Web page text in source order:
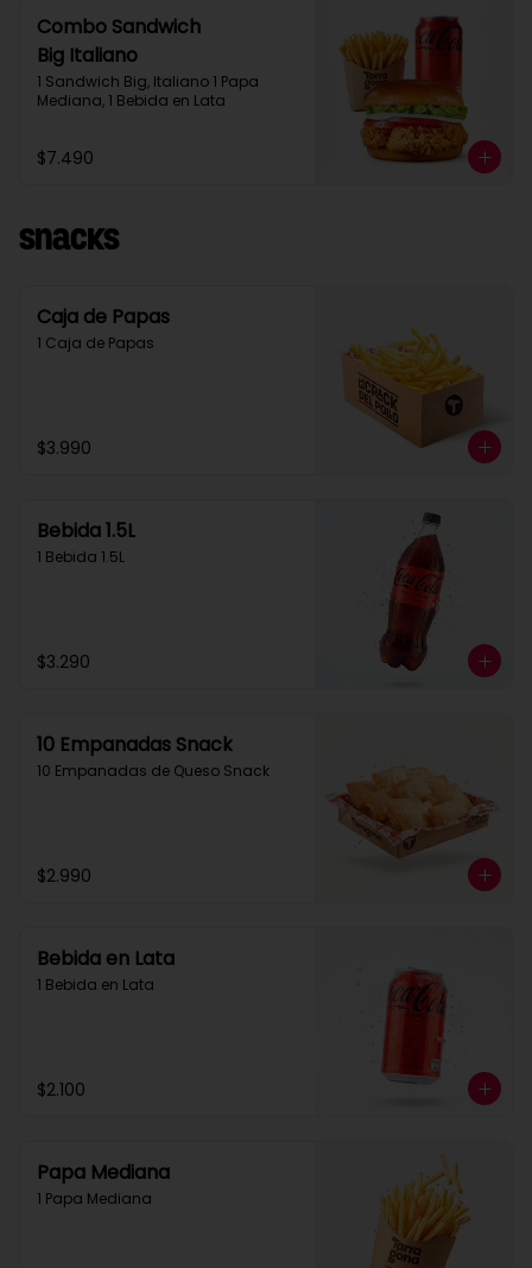
Combo Sandwich
Big Italiano
1 Sandwich Big, Italiano 1 Papa
Mediana, 1 Bebida en Lata
$7.490
Snacks
Caja de Papas
1 Caja de Papas
$3.990
Bebida 1.5L
1 Bebida 1.5L
$3.290
10 Empanadas Snack
10 Empanadas de Queso Snack
$2.990
Bebida en Lata
1 Bebida en Lata
$2.100
Papa Mediana
1 Papa Mediana